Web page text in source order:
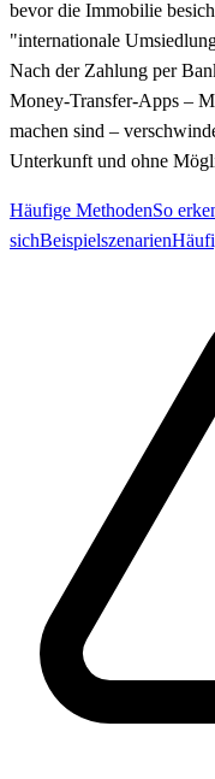
bevor die Immobilie
"internationale
Nach der Zahlung per
Money-Transfer-Apps –
machen sind –
Unterkunft und ohne
Häufige MethodenSo
sichBeispielszenarien